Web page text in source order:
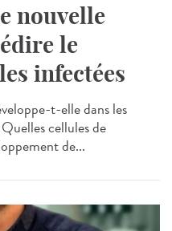
nouvelle
le
infectées
t-elle dans les
cellules de
de...